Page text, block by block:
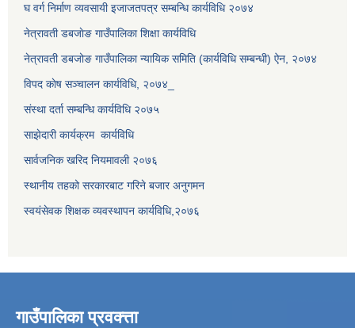
घ वर्ग निर्माण व्यवसायी इजाजतपत्र सम्बन्धि कार्यविधि २०७४
नेत्रावती डबजाेङ गाउँपालिका शिक्षा कार्यविधि
नेत्रावती डबजोङ गाउँपालिका न्यायिक समिति (कार्यविधि सम्बन्धी) ऐन, २०७४
विपद काेष सञ्चालन कार्यविधि, २०७४_
संस्था दर्ता सम्बन्धि कार्यविधि २०७५
साझेदारी कार्यक्रम कार्यविधि
सार्वजनिक खरिद नियमावली २०७६
स्थानीय तहको सरकारबाट गरिने बजार अनुगमन
स्वयंसेवक शिक्षक व्यवस्थापन कार्यविधि,२०७६
गाउँपालिका प्रवक्त्ता